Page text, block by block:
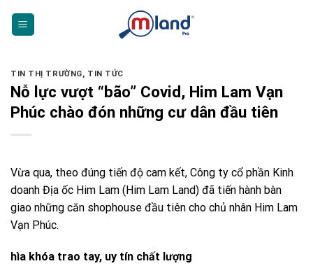
TIN THỊ TRƯỜNG, TIN TỨC
Nỗ lực vượt “bão” Covid, Him Lam Vạn
Phúc chào đón những cư dân đầu tiên
Vừa qua, theo đúng tiến độ cam kết, Công ty cổ phần Kinh
doanh Địa ốc Him Lam (Him Lam Land) đã tiến hành bàn
giao những căn shophouse đầu tiên cho chủ nhân Him Lam
Vạn Phúc.
hìa khóa trao tay, uy tín chất lượng